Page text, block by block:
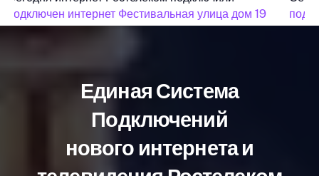
подключен интернет Фестивальная улица дом 19
Единая Система
Подключений
нового интернета и